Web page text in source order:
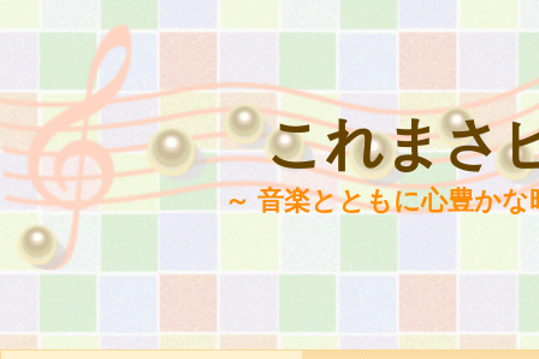
これまさ
～ 音楽とともに心豊か